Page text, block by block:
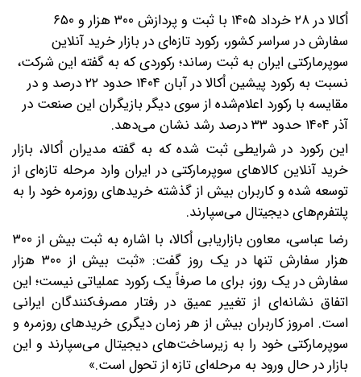
اُکالا در ۲۸ خرداد ۱۴۰۵ با ثبت و پردازش ۳۰۰ هزار و ۶۵۰
سفارش در سراسر کشور، رکورد تازه‌ای در بازار خرید آنلاین
سوپرمارکتی ایران به ثبت رساند؛ رکوردی که به گفته این شرکت،
نسبت به رکورد پیشین اُکالا در آبان ۱۴۰۴ حدود ۲۲ درصد و در
مقایسه با رکورد اعلام‌شده از سوی دیگر بازیگران این صنعت در
آذر ۱۴۰۴ حدود ۳۳ درصد رشد نشان می‌دهد.
این رکورد در شرایطی ثبت شده که به گفته مدیران اُکالا، بازار
خرید آنلاین کالاهای سوپرمارکتی در ایران وارد مرحله تازه‌ای از
توسعه شده و کاربران بیش از گذشته خریدهای روزمره خود را به
پلتفرم‌های دیجیتال می‌سپارند.
رضا عباسی، معاون بازاریابی اُکالا، با اشاره به ثبت بیش از ۳۰۰
هزار سفارش تنها در یک روز گفت: «ثبت بیش از ۳۰۰ هزار
سفارش در یک روز، برای ما صرفاً یک رکورد عملیاتی نیست؛ این
اتفاق نشانه‌ای از تغییر عمیق در رفتار مصرف‌کنندگان ایرانی
است. امروز کاربران بیش از هر زمان دیگری خریدهای روزمره و
سوپرمارکتی خود را به زیرساخت‌های دیجیتال می‌سپارند و این
بازار در حال ورود به مرحله‌ای تازه از تحول است.»